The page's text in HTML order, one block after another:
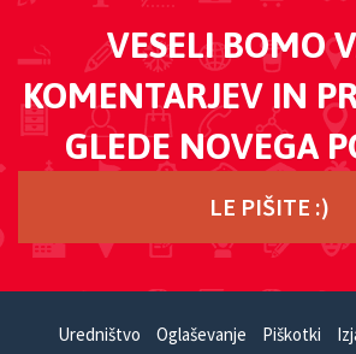
VESELI BOMO
KOMENTARJEV IN
GLEDE NOVEGA
LE PIŠITE :)
Uredništvo Oglaševanje Piškotki